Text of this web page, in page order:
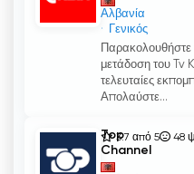
Αλβανία
Γενικός
μετάδοση του Tv
τελευταίες
Απολαύστε...
Top
Channel
3.7 από 5 48